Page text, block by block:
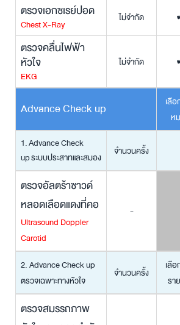
ตรวจเอกซเรย์ปอด
Chest X-Ray
ไม่จำกัด
ตรวจคลื่นไฟฟ้า
หัวใจ
EKG
ไม่จำกัด
Advance Check up
เลื
ห
1. Advance Check
upระบบประสาทและสมอง จำนวนครั้ง
ตรวจอัลตร้าซาวด์
หลอดเลือดแดงที่คอ
Ultrasound Doppler
Carotid
-
2. Advance Check up
ตรวจเฉพาะทางหัวใจ
จำนวนครั้ง
เลือ
รา
ตรวจสมรรถภาพ